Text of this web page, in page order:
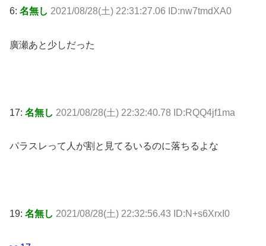
6: 名無し 2021/08/28(土) 22:31:27.06 ID:nw7tmdXA0
廣瀬あと少しだった
17: 名無し 2021/08/28(土) 22:32:40.78 ID:RQQ4jf1ma
パラスレって人が割と見てるいるのに落ちるよな
19: 名無し 2021/08/28(土) 22:32:56.43 ID:N+s6XrxI0